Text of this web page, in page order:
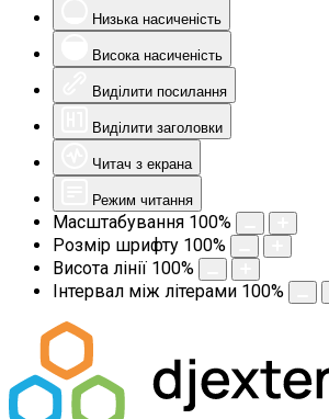
Низька насиченість
Висока насиченість
Виділити посилання
Виділити заголовки
Читач з екрана
Режим читання
Масштабування 100%
Розмір шрифту 100%
Висота лінії 100%
Інтервал між літерами 100%